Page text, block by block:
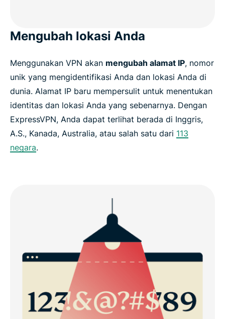
Mengubah lokasi Anda
Menggunakan VPN akan mengubah alamat IP, nomor
unik yang mengidentifikasi Anda dan lokasi Anda di
dunia. Alamat IP baru mempersulit untuk menentukan
identitas dan lokasi Anda yang sebenarnya. Dengan
ExpressVPN, Anda dapat terlihat berada di Inggris,
A.S., Kanada, Australia, atau salah satu dari 113
negara.